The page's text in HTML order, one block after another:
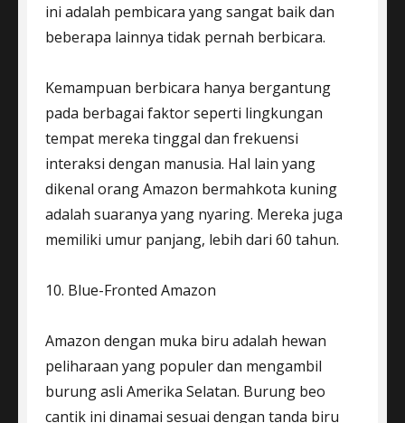
ini adalah pembicara yang sangat baik dan
beberapa lainnya tidak pernah berbicara.
Kemampuan berbicara hanya bergantung
pada berbagai faktor seperti lingkungan
tempat mereka tinggal dan frekuensi
interaksi dengan manusia. Hal lain yang
dikenal orang Amazon bermahkota kuning
adalah suaranya yang nyaring. Mereka juga
memiliki umur panjang, lebih dari 60 tahun.
10. Blue-Fronted Amazon
Amazon dengan muka biru adalah hewan
peliharaan yang populer dan mengambil
burung asli Amerika Selatan. Burung beo
cantik ini dinamai sesuai dengan tanda biru